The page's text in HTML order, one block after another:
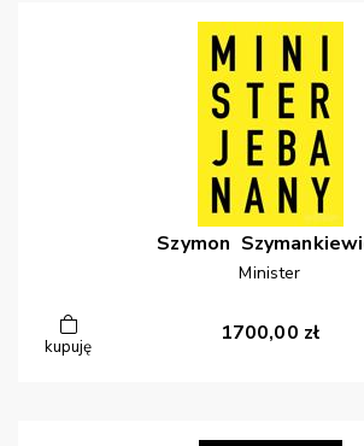
Szymon
Minister
kupuję
1700,00 zł